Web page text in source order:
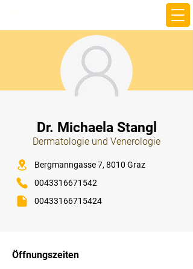
Dr. Michaela Stangl
Dermatologie und Venerologie
Bergmanngasse 7, 8010 Graz
0043316671542
00433166715424
Öffnungszeiten